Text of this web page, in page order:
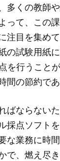
多くの教師
って、この
注目を集め
の試験用紙
を行うこと
の節約であ
ばならない
採点ソフト
な業務に時
で、燃え尽